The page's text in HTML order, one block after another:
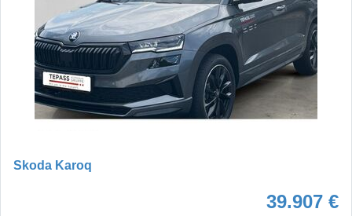
Skoda Karoq
39.907 €